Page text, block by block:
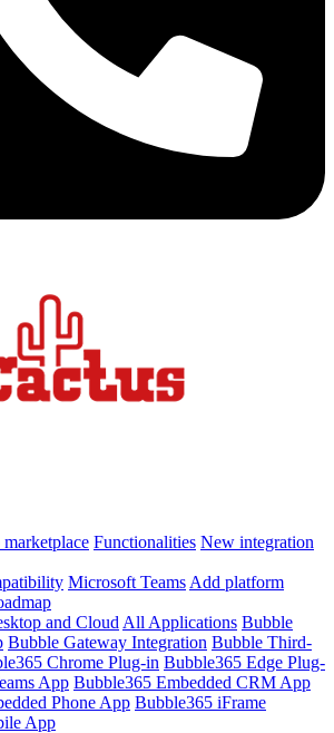
Functionalities New integration
Microsoft Teams Add platform
and Cloud All Applications Bubble
Bubble Gateway Integration Bubble Third-
Chrome Plug-in Bubble365 Edge Plug-
App Bubble365 Embedded CRM App
Phone App Bubble365 iFrame
App